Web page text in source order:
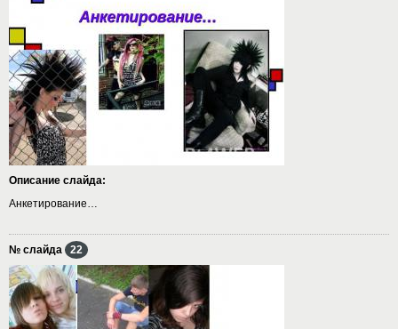
Описание слайда:
Анкетирование…
№ слайда 22